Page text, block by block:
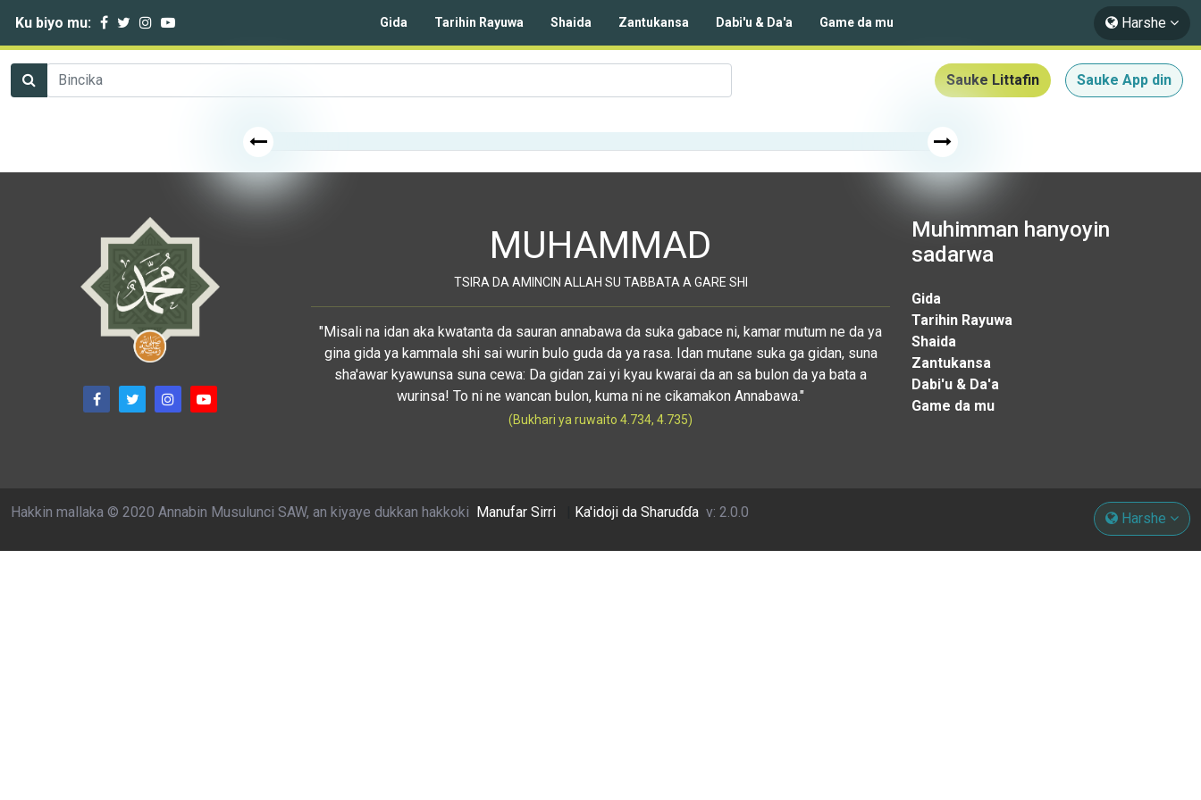
Ku biyo mu: Gida Tarihin Rayuwa Shaida Zantukansa Dabi'u & Da'a Game da mu Harshe
Sauke Littafin Sauke App din
MUHAMMAD
TSIRA DA AMINCIN ALLAH SU TABBATA A GARE SHI
"Misali na idan aka kwatanta da sauran annabawa da suka gabace ni, kamar mutum ne da ya
gina gida ya kammala shi sai wurin bulo guda da ya rasa. Idan mutane suka ga gidan, suna
sha'awar kyawunsa suna cewa: Da gidan zai yi kyau kwarai da an sa bulon da ya bata a
wurinsa! To ni ne wancan bulon, kuma ni ne cikamakon Annabawa."
(Bukhari ya ruwaito 4.734, 4.735)
Muhimman hanyoyin
sadarwa
Gida
Tarihin Rayuwa
Shaida
Zantukansa
Dabi'u & Da'a
Game da mu
Hakkin mallaka © 2020 Annabin Musulunci SAW, an kiyaye dukkan hakkoki Manufar Sirri Ka'idoji da Sharuɗɗa v: 2.0.0 Harshe